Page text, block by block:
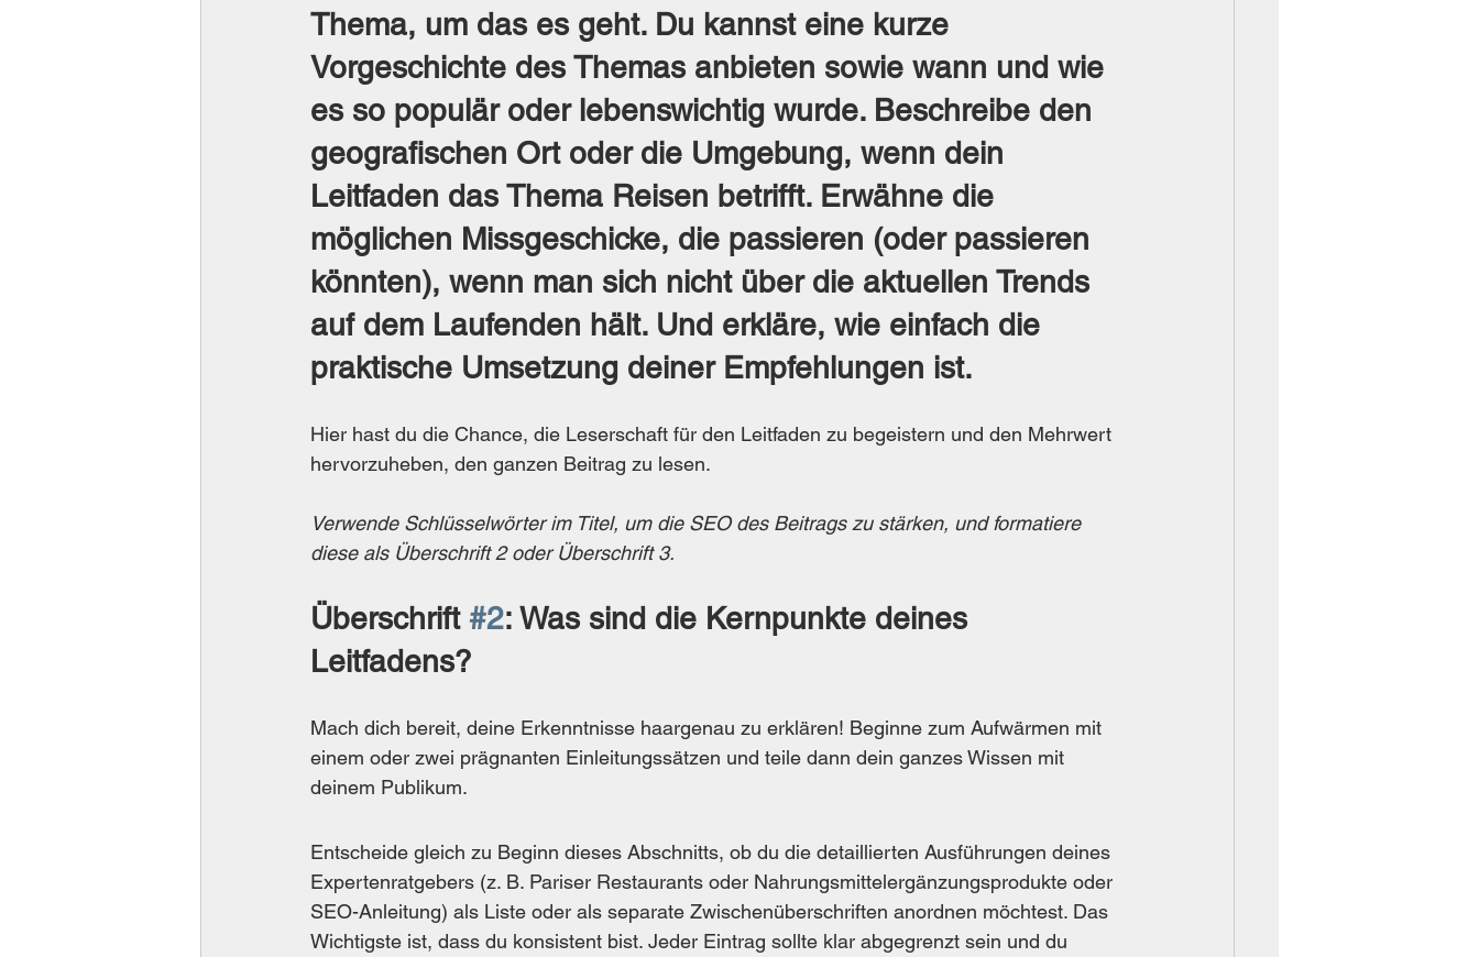
Thema, um das es geht. Du kannst eine kurze
Vorgeschichte des Themas anbieten sowie wann und wie
es so populär oder lebenswichtig wurde. Beschreibe den
geografischen Ort oder die Umgebung, wenn dein
Leitfaden das Thema Reisen betrifft. Erwähne die
möglichen Missgeschicke, die passieren (oder passieren
könnten), wenn man sich nicht über die aktuellen Trends
auf dem Laufenden hält. Und erkläre, wie einfach die
praktische Umsetzung deiner Empfehlungen ist.
Hier hast du die Chance, die Leserschaft für den Leitfaden zu begeistern und den Mehrwert
hervorzuheben, den ganzen Beitrag zu lesen.
Verwende Schlüsselwörter im Titel, um die SEO des Beitrags zu stärken, und formatiere
diese als Überschrift 2 oder Überschrift 3.
Überschrift #2: Was sind die Kernpunkte deines
Leitfadens?
Mach dich bereit, deine Erkenntnisse haargenau zu erklären! Beginne zum Aufwärmen mit
einem oder zwei prägnanten Einleitungssätzen und teile dann dein ganzes Wissen mit
deinem Publikum.
Entscheide gleich zu Beginn dieses Abschnitts, ob du die detaillierten Ausführungen deines
Expertenratgebers (z. B. Pariser Restaurants oder Nahrungsmittelergänzungsprodukte oder
SEO-Anleitung) als Liste oder als separate Zwischenüberschriften anordnen möchtest. Das
Wichtigste ist, dass du konsistent bist. Jeder Eintrag sollte klar abgegrenzt sein und du